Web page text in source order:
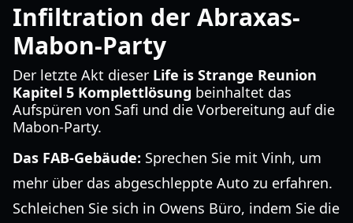
Infiltration der Abraxas-
Mabon-Party
Der letzte Akt dieser Life is Strange Reunion
Kapitel 5 Komplettlösung beinhaltet das
Aufspüren von Safi und die Vorbereitung auf die
Mabon-Party.
Das FAB-Gebäude: Sprechen Sie mit Vinh, um
mehr über das abgeschleppte Auto zu erfahren.
Schleichen Sie sich in Owens Büro, indem Sie die